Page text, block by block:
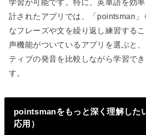
学習が可能です。特に、英単語を効
計されたアプリでは、「pointsman」
なフレーズや文を繰り返し練習する
声機能がついているアプリを選ぶと
ティブの発音を比較しながら学習で
す。
pointsmanをもっと深く理解した
応用）